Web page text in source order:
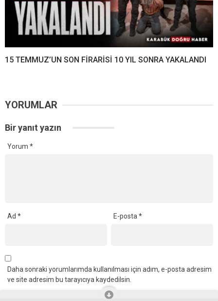
15 TEMMUZ’UN SON FİRARİSİ 10 YIL SONRA YAKALANDI
YORUMLAR
Bir yanıt yazın
Yorum *
Ad * E-posta*
Daha sonraki yorumlarımda kullanılması için adım, e-posta adresim
ve site adresim bu tarayıcıya kaydedilsin.